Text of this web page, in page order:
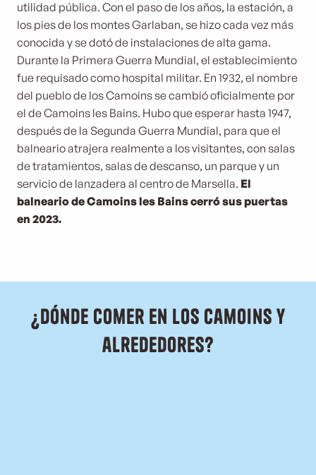
utilidad pública. Con el paso de los años, la estación, a
los pies de los montes Garlaban, se hizo cada vez más
conocida y se dotó de instalaciones de alta gama.
Durante la Primera Guerra Mundial, el establecimiento
fue requisado como hospital militar. En 1932, el nombre
del pueblo de los Camoins se cambió oficialmente por
el de Camoins les Bains. Hubo que esperar hasta 1947,
después de la Segunda Guerra Mundial, para que el
balneario atrajera realmente a los visitantes, con salas
de tratamientos, salas de descanso, un parque y un
servicio de lanzadera al centro de Marsella. El
balneario de Camoins les Bains cerró sus puertas
en 2023.
¿Dónde comer en Los Camoins y
alrededores?